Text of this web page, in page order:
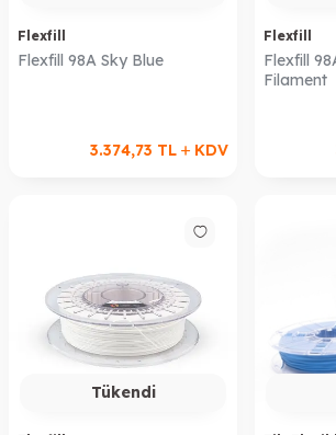
Flexfill
Flexfill 98A Sky Blue
3.374,73 TL KDV
Flexfill
Flexfill
Filament
Tükendi